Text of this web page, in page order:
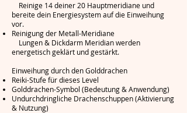
Reinige 14 deiner 20 Hauptmeridiane und
bereite dein Energiesystem auf die Einweihung
vor.
Reinigung der Metall-Meridiane
Lungen & Dickdarm Meridian werden
energetisch geklärt und gestärkt.
Einweihung durch den Golddrachen
Reiki-Stufe für dieses Level
Golddrachen-Symbol (Bedeutung & Anwendung)
Undurchdringliche Drachenschuppen (Aktivierung
& Nutzung)